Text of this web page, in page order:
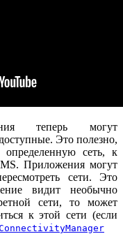
теперь могут
Это полезно,
определенную сеть, к
Приложения могут
сети. Это
видит необычно
сети, то может
к этой сети (если